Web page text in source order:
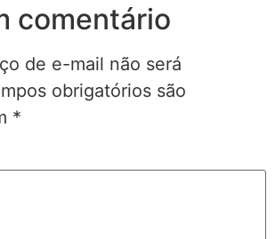
comentário
de e-mail não será
obrigatórios são
*